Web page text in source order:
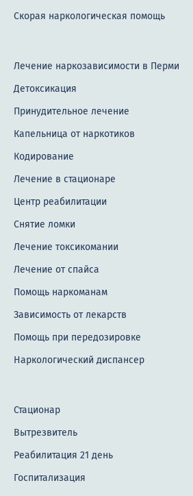
Скорая наркологическая помощь
Лечение наркозависимости в Перми
Детоксикация
Принудительное лечение
Капельница от наркотиков
Кодирование
Лечение в стационаре
Центр реабилитации
Снятие ломки
Лечение токсикомании
Лечение от спайса
Помощь наркоманам
Зависимость от лекарств
Помощь при передозировке
Наркологический диспансер
Стационар
Вытрезвитель
Реабилитация 21 день
Госпитализация